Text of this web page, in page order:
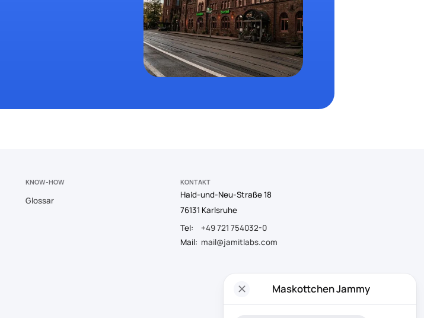
KNOW-HOW
Glossar
KONTAKT
Haid-und-Neu-Straße 18
76131 Karlsruhe
Tel:
+49 721 754032-0
Mail: mail@jamitlabs.com
close Maskottchen Jammy